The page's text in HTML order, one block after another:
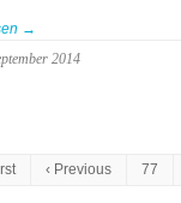
→
2014
‹ Previous 77